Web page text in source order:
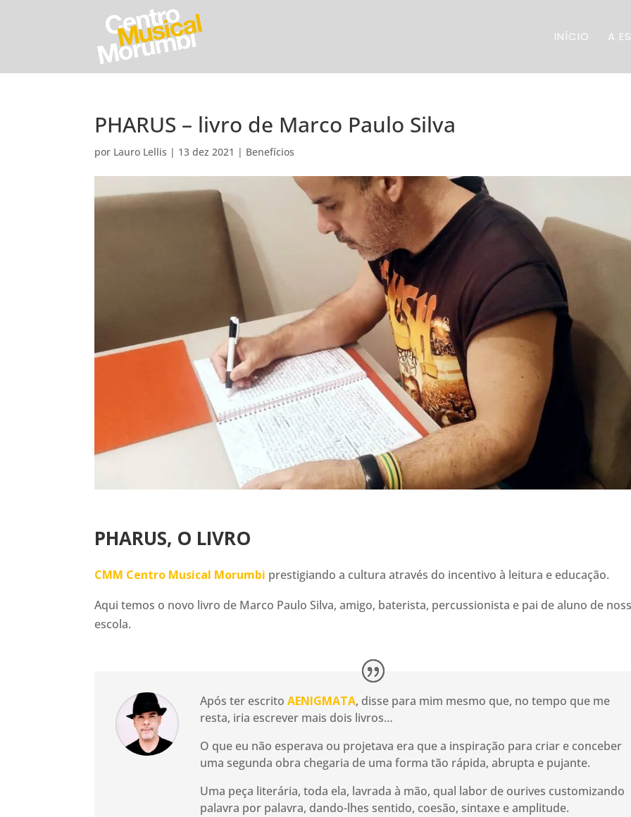
INÍCIO A
PHARUS – livro de Marco Paulo Silva
por Lauro Lellis | 13 dez 2021 | Benefícios
PHARUS, O LIVRO
CMM Centro Musical Morumbi prestigiando a cultura através do incentivo à leitura e educação.
Aqui temos o novo livro de Marco Paulo Silva, amigo, baterista, percussionista e pai de aluno de
escola.
Após ter escritoAENIGMATA, disse para mim mesmo que, no tempo que me
resta, iria escrever mais dois livros…
O que eu não esperava ou projetava era que a inspiração para criar e conceber
uma segunda obra chegaria de uma forma tão rápida, abrupta e pujante.
Uma peça literária, toda ela, lavrada à mão, qual labor de ourives customizando
palavra por palavra, dando-lhes sentido, coesão, sintaxe e amplitude.